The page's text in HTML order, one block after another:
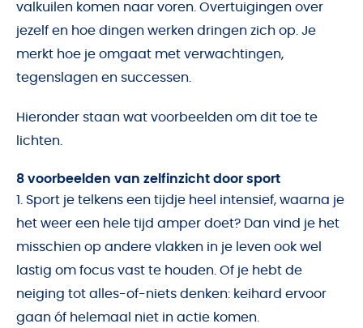
valkuilen komen naar voren. Overtuigingen over
jezelf en hoe dingen werken dringen zich op. Je
merkt hoe je omgaat met verwachtingen,
tegenslagen en successen.
Hieronder staan wat voorbeelden om dit toe te
lichten.
8 voorbeelden van zelfinzicht door sport
1. Sport je telkens een tijdje heel intensief, waarna je
het weer een hele tijd amper doet? Dan vind je het
misschien op andere vlakken in je leven ook wel
lastig om focus vast te houden. Of je hebt de
neiging tot alles-of-niets denken: keihard ervoor
gaan óf helemaal niet in actie komen.